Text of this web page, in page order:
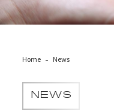
Home News
NEWS